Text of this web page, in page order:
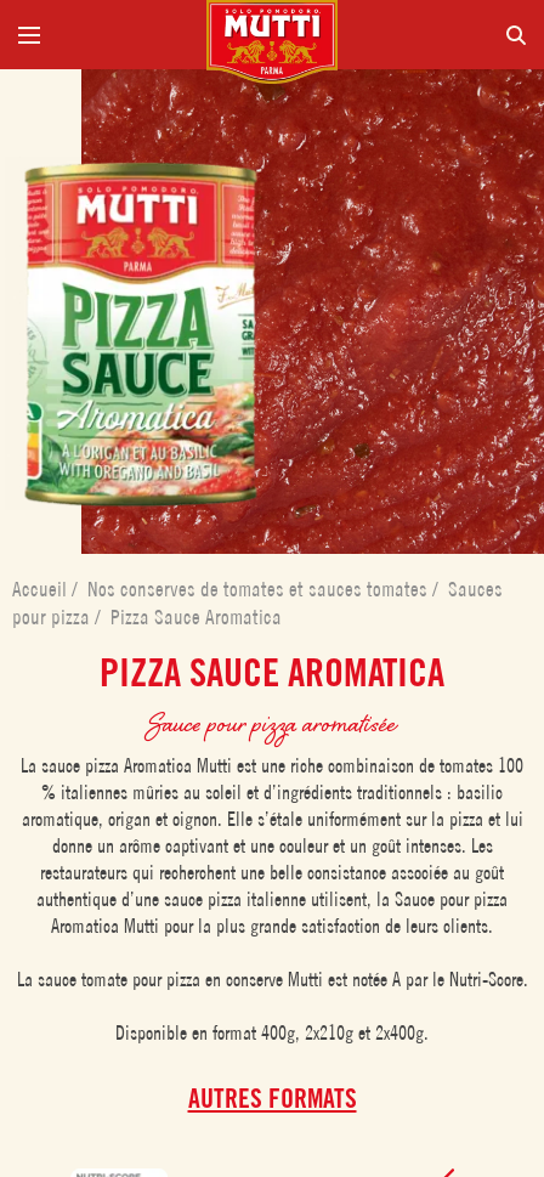
Accueil / Nos conserves de tomates et sauces tomates / Sauces
pour pizza / Pizza Sauce Aromatica
PIZZA SAUCE AROMATICA
Sauce pour pizza aromatisée
La sauce pizza Aromatica Mutti est une riche combinaison de tomates 100
% italiennes mûries au soleil et d’ingrédients traditionnels : basilic
aromatique, origan et oignon. Elle s’étale uniformément sur la pizza et lui
donne un arôme captivant et une couleur et un goût intenses. Les
restaurateurs qui recherchent une belle consistance associée au goût
authentique d’une sauce pizza italienne utilisent, la Sauce pour pizza
Aromatica Mutti pour la plus grande satisfaction de leurs clients.
La sauce tomate pour pizza en conserve Mutti est notée A par le Nutri-Score.
Disponible en format 400g, 2x210g et 2x400g.
AUTRES FORMATS